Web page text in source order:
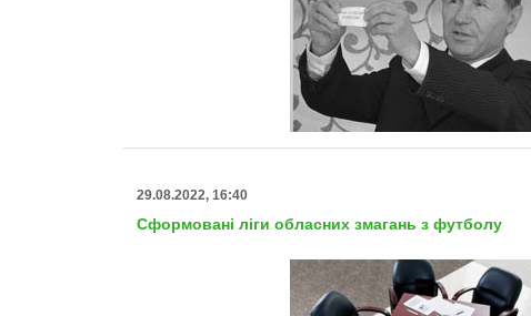
29.08.2022, 16:40
Сформовані ліги обласних змагань з футболу